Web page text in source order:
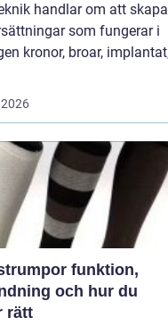
handlar om att skapa
som fungerar i
funktion,
och hur du
rätt